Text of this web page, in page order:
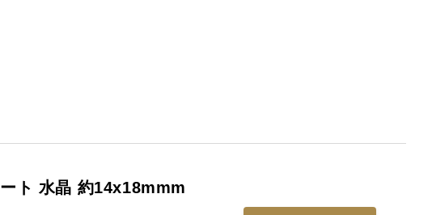
ート 水晶 約14x18mmm